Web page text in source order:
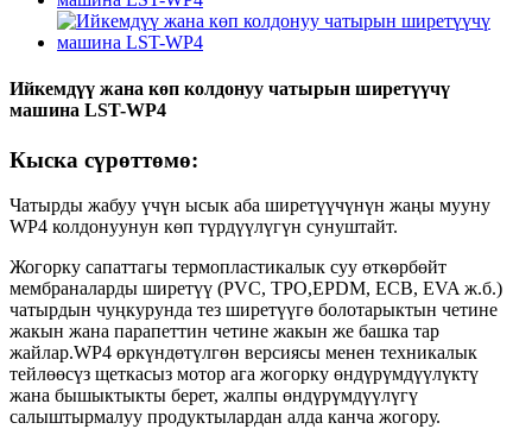
Ийкемдүү жана көп колдонуу чатырын ширетүүчү
машина LST-WP4
Кыска сүрөттөмө:
Чатырды жабуу үчүн ысык аба ширетүүчүнүн жаңы мууну
WP4 колдонуунун көп түрдүүлүгүн сунуштайт.
Жогорку сапаттагы термопластикалык суу өткөрбөйт
мембраналарды ширетүү (PVC, TPO,EPDM, ECB, EVA ж.б.)
чатырдын чуңкурунда тез ширетүүгө болотарыктын четине
жакын жана парапеттин четине жакын же башка тар
жайлар.WP4 өркүндөтүлгөн версиясы менен техникалык
тейлөөсүз щеткасыз мотор ага жогорку өндүрүмдүүлүктү
жана бышыктыкты берет, жалпы өндүрүмдүүлүгү
салыштырмалуу продуктылардан алда канча жогору.